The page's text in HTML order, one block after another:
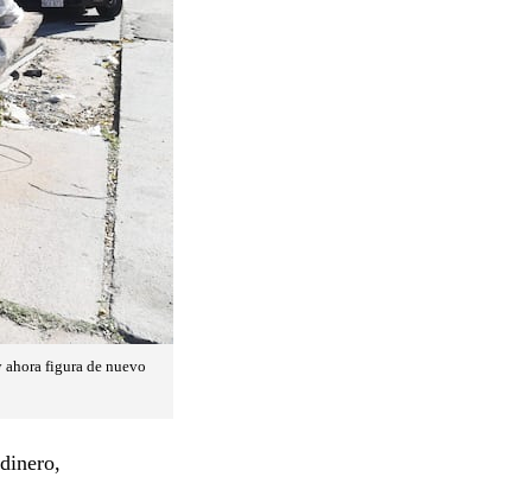
ahora figura de nuevo